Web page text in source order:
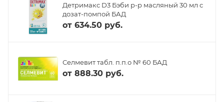
Детримакс D3 Бэби р-р масляный 30 мл с
дозат-помпой БАД
от 634.50 руб.
Селмевит табл. п.п.о № 60 БАД
от 888.30 руб.